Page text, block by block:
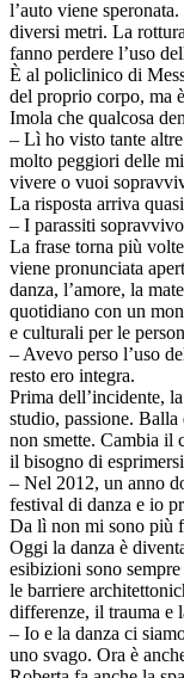
l’auto viene
diversi metri. La
fanno perdere l’uso
È al policlinico di
del proprio corpo, ma
Imola che qualcosa
– Lì ho visto tante
molto peggiori delle
vivere o vuoi
La risposta arriva
– I parassiti
La frase torna più
viene pronunciata
danza, l’amore, la
quotidiano con un
e culturali per le
– Avevo perso l’uso
resto ero integra.
Prima dell’incidente,
studio, passione.
non smette. Cambia il
il bisogno di
– Nel 2012, un anno
festival di danza e io
Da lì non mi sono più
Oggi la danza è
esibizioni sono
le barriere
differenze, il trauma e
– Io e la danza ci
uno svago. Ora è